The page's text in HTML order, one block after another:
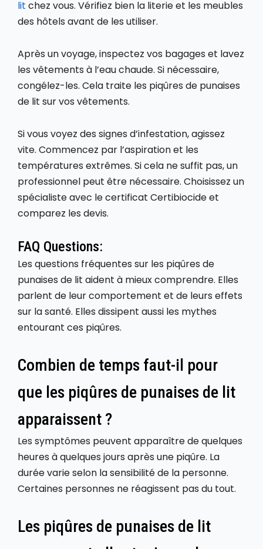
lit chez vous. Vérifiez bien la literie et les meubles
des hôtels avant de les utiliser.
Après un voyage, inspectez vos bagages et lavez
les vêtements à l’eau chaude. Si nécessaire,
congélez-les. Cela traite les piqûres de punaises
de lit sur vos vêtements.
Si vous voyez des signes d’infestation, agissez
vite. Commencez par l’aspiration et les
températures extrêmes. Si cela ne suffit pas, un
professionnel peut être nécessaire. Choisissez un
spécialiste avec le certificat Certibiocide et
comparez les devis.
FAQ Questions:
Les questions fréquentes sur les piqûres de
punaises de lit aident à mieux comprendre. Elles
parlent de leur comportement et de leurs effets
sur la santé. Elles dissipent aussi les mythes
entourant ces piqûres.
Combien de temps faut-il pour
que les piqûres de punaises de lit
apparaissent ?
Les symptômes peuvent apparaître de quelques
heures à quelques jours après une piqûre. La
durée varie selon la sensibilité de la personne.
Certaines personnes ne réagissent pas du tout.
Les piqûres de punaises de lit